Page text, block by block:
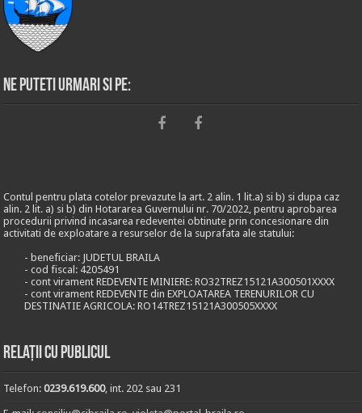
Ne puteti urmari si pe:
Contul pentru plata cotelor prevazute la art. 2 alin. 1 lit.a) si b) si dupa caz
alin. 2 lit. a) si b) din Hotararea Guvernului nr. 70/2022, pentru aprobarea
procedurii privind incasarea redeventei obtinute prin concesionare din
activitati de exploatare a resurselor de la suprafata ale statului:
- beneficiar: JUDETUL BRAILA
- cod fiscal: 4205491
- cont virament REDEVENTE MINIERE: RO32TREZ15121A300501XXXX
- cont virament REDEVENTE din EXPLOATAREA TERENURILOR CU
DESTINATIE AGRICOLA: RO14TREZ15121A300505XXXX
Relații cu publicul
Telefon:0239.619.600, int. 202 sau 231